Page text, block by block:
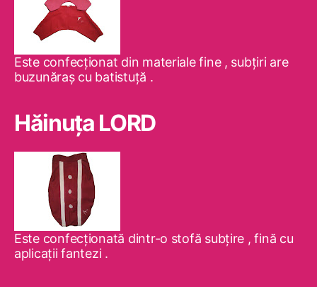
Este confecţionat din materiale fine , subţiri are
buzunăraş cu batistuţă .
Hăinuţa LORD
Este confecţionată dintr-o stofă subţire , fină cu
aplicaţii fantezi .